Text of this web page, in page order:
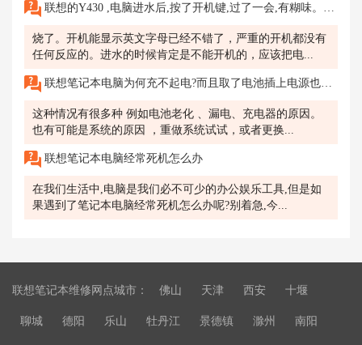
联想的Y430 ,电脑进水后,按了开机键,过了一会,有糊味。现在开不了机,都是英语字母,为什么
烧了。开机能显示英文字母已经不错了，严重的开机都没有
任何反应的。进水的时候肯定是不能开机的，应该把电...
联想笔记本电脑为何充不起电?而且取了电池插上电源也不能开机?
这种情况有很多种 例如电池老化 、漏电、充电器的原因。
也有可能是系统的原因 ，重做系统试试，或者更换...
联想笔记本电脑经常死机怎么办
在我们生活中,电脑是我们必不可少的办公娱乐工具,但是如
果遇到了笔记本电脑经常死机怎么办呢?别着急,今...
联想笔记本维修网点城市： 佛山 天津 西安 十堰
聊城 德阳 乐山 牡丹江 景德镇 滁州 南阳